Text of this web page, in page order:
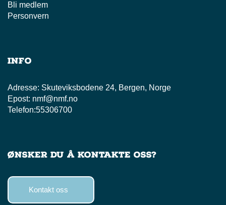
Bli medlem
Personvern
Info
Adresse: Skuteviksbodene 24, Bergen, Norge
Epost: nmf@nmf.no
Telefon:55306700
Ønsker du å kontakte oss?
Kontakt oss